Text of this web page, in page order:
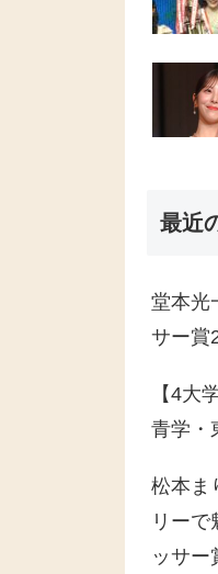
最近
堂本光
サー賞
【4大
青学・
松本ま
リー
ッサー